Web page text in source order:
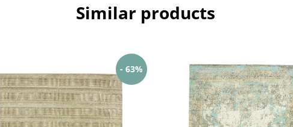
Similar products
- 63%